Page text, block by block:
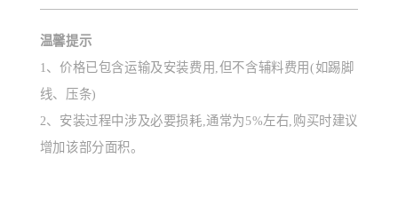
温馨提示
1、价格已包含运输及安装费用,但不含辅料费用(如踢脚
线、压条)
2、安装过程中涉及必要损耗,通常为5%左右,购买时建议
增加该部分面积。